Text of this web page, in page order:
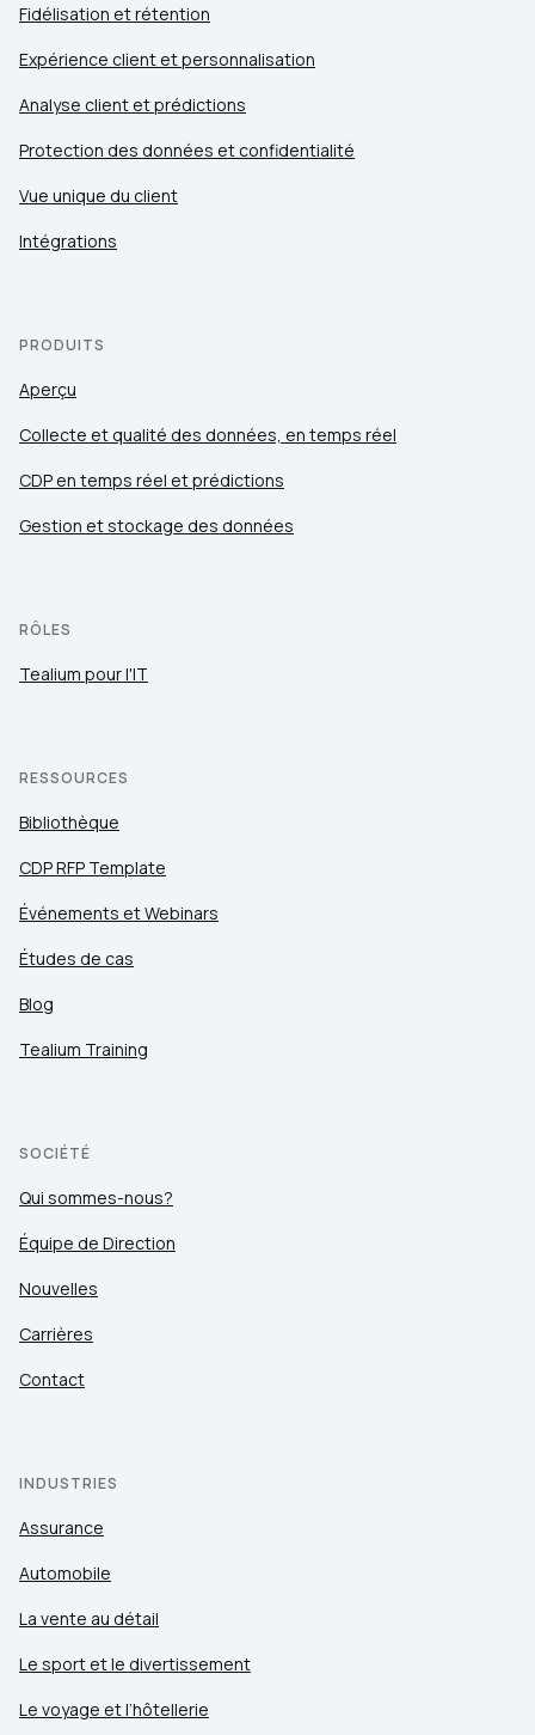
Fidélisation et rétention
Expérience client et personnalisation
Analyse client et prédictions
Protection des données et confidentialité
Vue unique du client
Intégrations
PRODUITS
Aperçu
Collecte et qualité des données, en temps réel
CDP en temps réel et prédictions
Gestion et stockage des données
RÔLES
Tealium pour l'IT
RESSOURCES
Bibliothèque
CDP RFP Template
Événements et Webinars
Études de cas
Blog
Tealium Training
SOCIÉTÉ
Qui sommes-nous?
Équipe de Direction
Nouvelles
Carrières
Contact
INDUSTRIES
Assurance
Automobile
La vente au détail
Le sport et le divertissement
Le voyage et l’hôtellerie